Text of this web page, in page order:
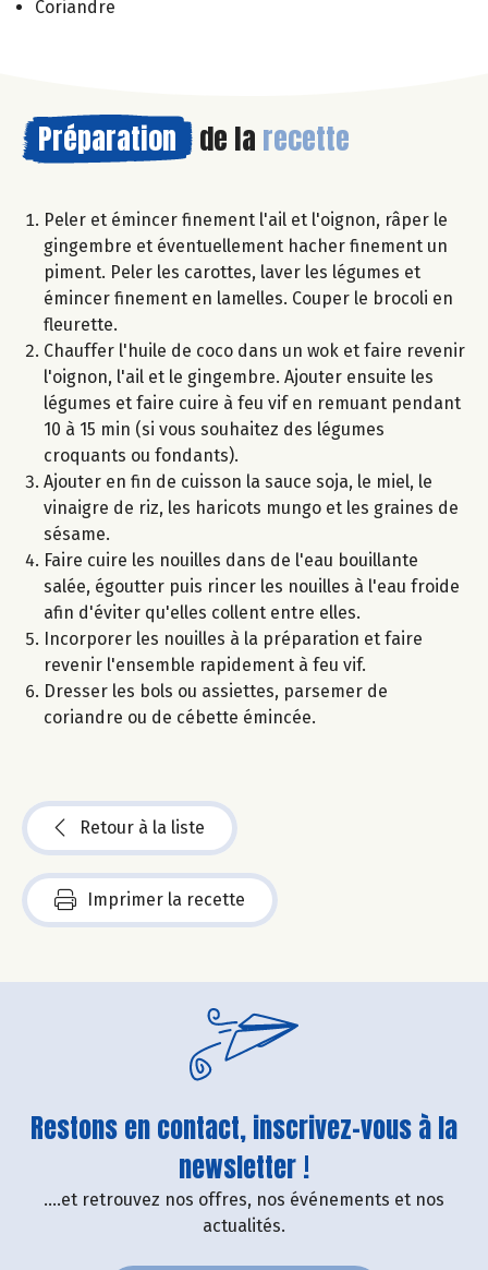
Coriandre
Préparation de la recette
Peler et émincer finement l'ail et l'oignon, râper le
gingembre et éventuellement hacher finement un
piment. Peler les carottes, laver les légumes et
émincer finement en lamelles. Couper le brocoli en
fleurette.
Chauffer l'huile de coco dans un wok et faire revenir
l'oignon, l'ail et le gingembre. Ajouter ensuite les
légumes et faire cuire à feu vif en remuant pendant
10 à 15 min (si vous souhaitez des légumes
croquants ou fondants).
Ajouter en fin de cuisson la sauce soja, le miel, le
vinaigre de riz, les haricots mungo et les graines de
sésame.
Faire cuire les nouilles dans de l'eau bouillante
salée, égoutter puis rincer les nouilles à l'eau froide
afin d'éviter qu'elles collent entre elles.
Incorporer les nouilles à la préparation et faire
revenir l'ensemble rapidement à feu vif.
Dresser les bols ou assiettes, parsemer de
coriandre ou de cébette émincée.
Retour à la liste
Imprimer la recette
Restons en contact, inscrivez-vous à la
newsletter !
....et retrouvez nos offres, nos événements et nos
actualités.